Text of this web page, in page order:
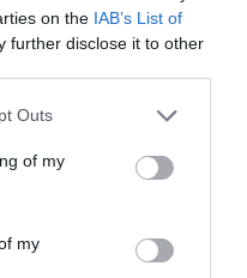
on the IAB’s List of
further disclose it to other
Outs
of my
my
ridicată de elevi
făcuți pe